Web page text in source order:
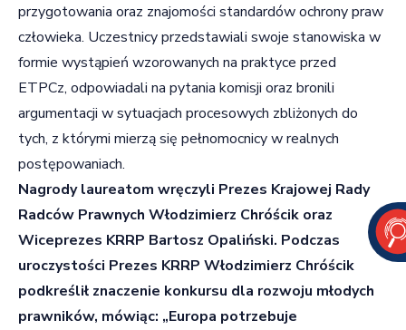
przygotowania oraz znajomości standardów ochrony praw
człowieka. Uczestnicy przedstawiali swoje stanowiska w
formie wystąpień wzorowanych na praktyce przed
ETPCz, odpowiadali na pytania komisji oraz bronili
argumentacji w sytuacjach procesowych zbliżonych do
tych, z którymi mierzą się pełnomocnicy w realnych
postępowaniach.
Nagrody laureatom wręczyli Prezes Krajowej Rady
Radców Prawnych Włodzimierz Chróścik oraz
Wiceprezes KRRP Bartosz Opaliński. Podczas
uroczystości Prezes KRRP Włodzimierz Chróścik
podkreślił znaczenie konkursu dla rozwoju młodych
prawników, mówiąc: „Europa potrzebuje